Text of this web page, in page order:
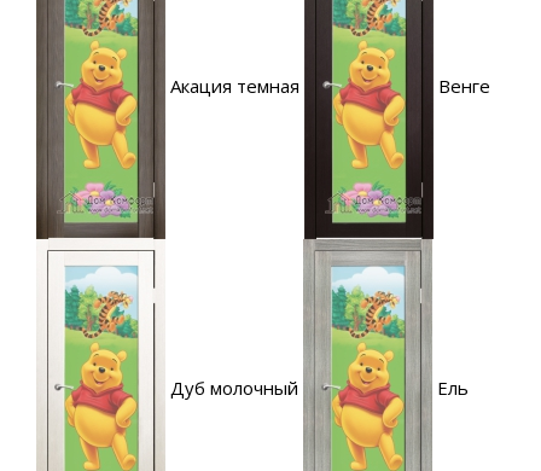
Акация темная Венге
Дуб молочный Ель